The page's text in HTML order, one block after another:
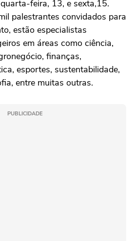
feira, 13, e sexta,15.
palestrantes convidados para
estão especialistas
em áreas como ciência,
finanças,
esportes, sustentabilidade,
entre muitas outras.
PUBLICIDADE